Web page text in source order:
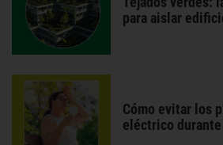
para aislar
Cómo evitar los
eléctrico